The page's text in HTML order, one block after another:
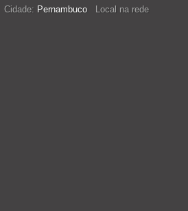
Cidade: Pernambuco
Local na rede